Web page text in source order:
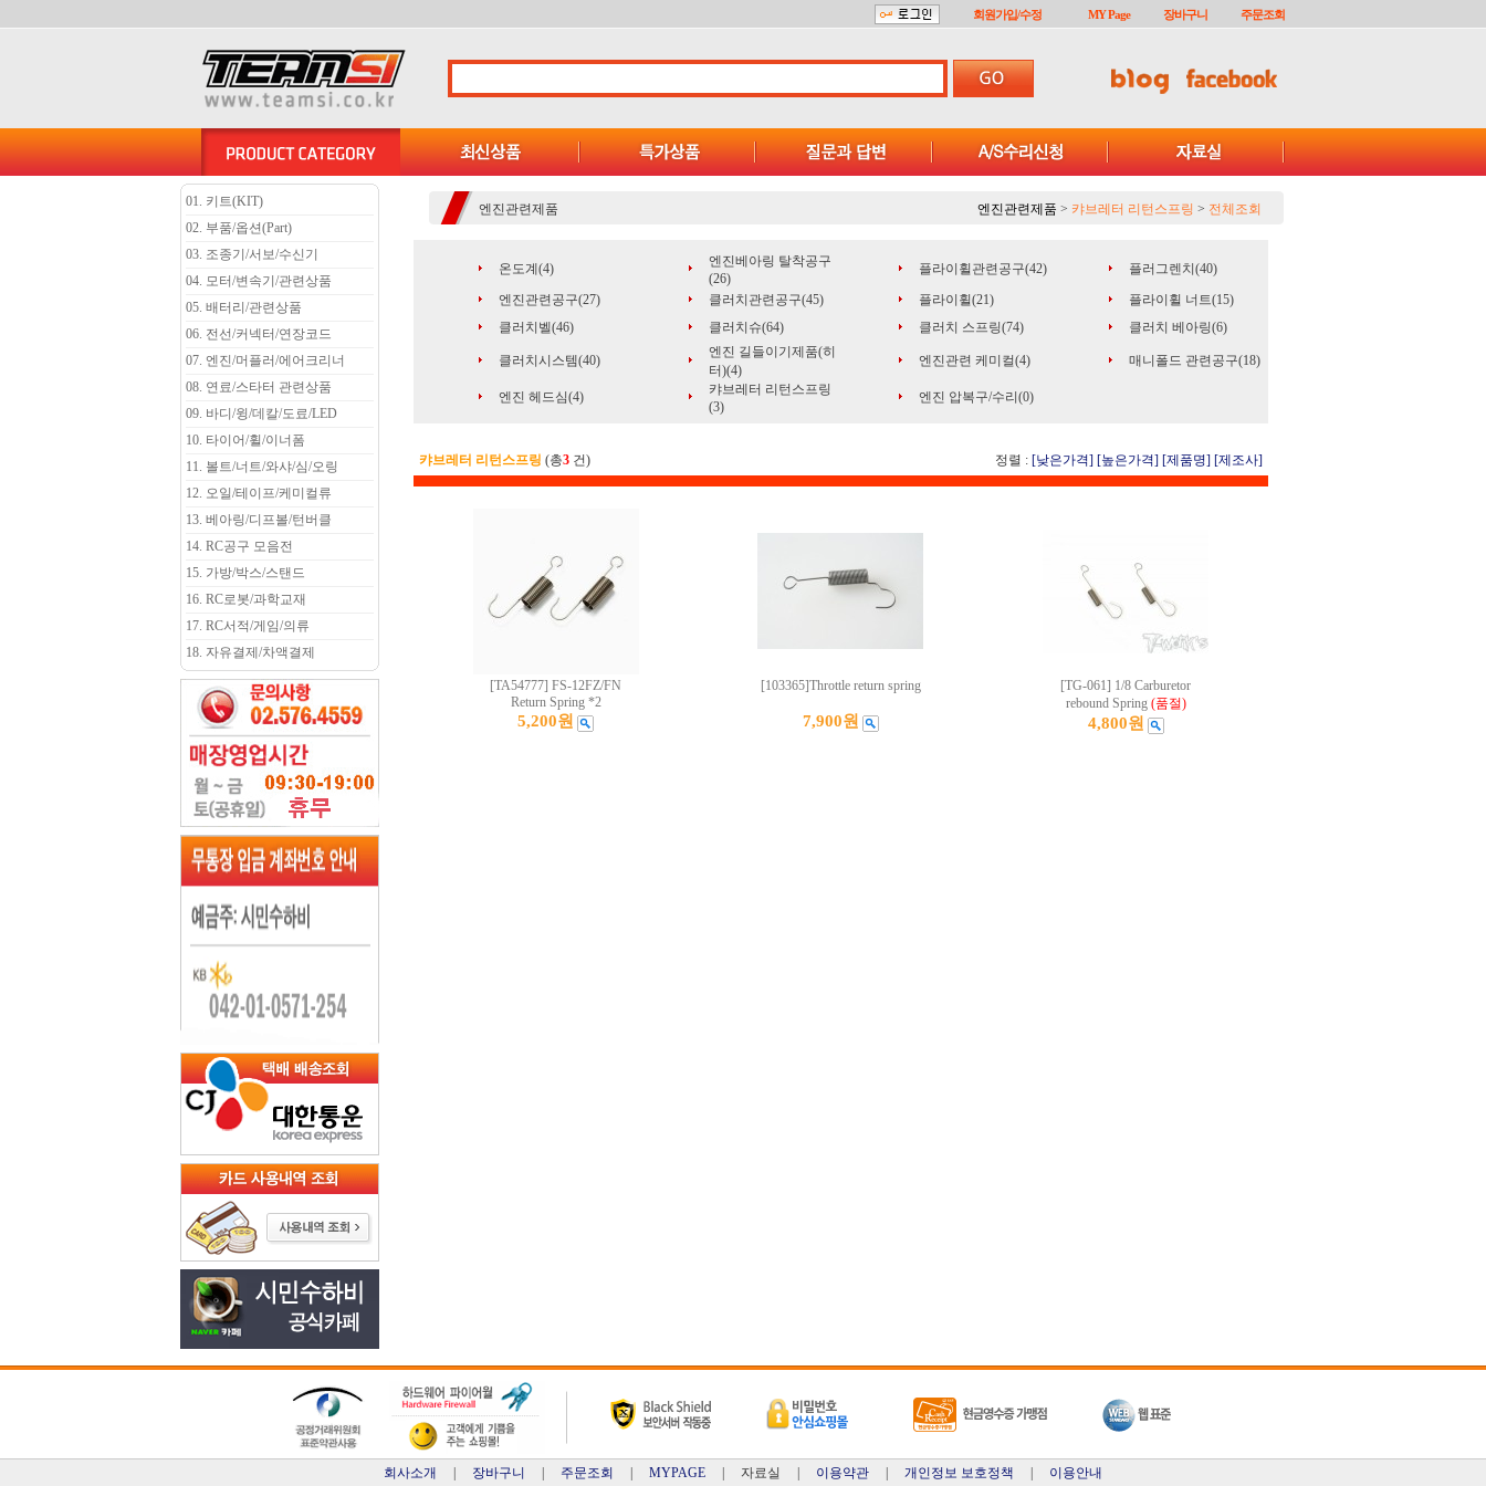
회원가입/수정 MY Page 장바구니 주문조회
01. 키트(KIT)
02. 부품/옵션(Part)
03. 조종기/서보/수신기
04. 모터/변속기/관련상품
05. 배터리/관련상품
06. 전선/커넥터/연장코드
07. 엔진/머플러/에어크리너
08. 연료/스타터 관련상품
09. 바디/윙/데칼/도료/LED
10. 타이어/휠/이너폼
11. 볼트/너트/와샤/심/오링
12. 오일/테이프/케미컬류
13. 베아링/디프볼/턴버클
14. RC공구 모음전
15. 가방/박스/스탠드
16. RC로봇/과학교재
17. RC서적/게임/의류
18. 자유결제/차액결제
엔진관련제품 엔진관련제품 > 캬브레터 리턴스프링 > 전체조회
온도계(4)
엔진베아링 탈착공구
(26)
플라이휠관련공구(42)
플러그렌치(40)
엔진관련공구(27)
클러치관련공구(45) 플라이휠(21)
플라이휠 너트(15)
클러치벨(46)
클러치슈(64) 클러치 스프링(74) 클러치 베아링(6)
클러치시스템(40)
엔진 길들이기제품(히
터)(4)
엔진관련 케미컬(4) 매니폴드 관련공구(18)
엔진 헤드심(4)
캬브레터 리턴스프링
(3)
엔진 압복구/수리(0)
캬브레터 리턴스프링 (총3 건) 정렬 : [낮은가격] [높은가격] [제품명] [제조사]
[TA54777] FS-12FZ/FN
Return Spring *2
5,200원
[103365]Throttle return spring
7,900원
[TG-061] 1/8 Carburetor
rebound Spring (품절)
4,800원
회사소개 장바구니 주문조회 MYPAGE | 자료실 | 이용약관 개인정보 보호정책 이용안내